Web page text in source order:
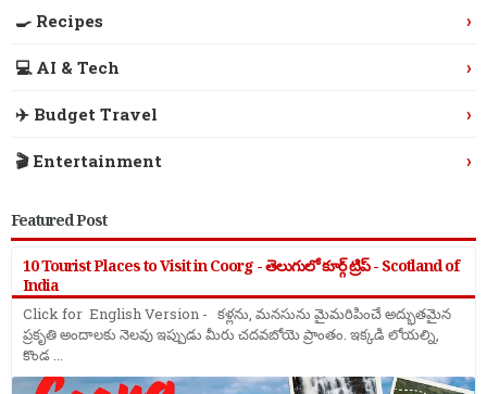
🍳 Recipes ›
💻 AI & Tech ›
✈️ Budget Travel ›
🎬 Entertainment ›
Featured Post
10 Tourist Places to Visit in Coorg - తెలుగులో కూర్గ్ ట్రిప్ - Scotland of
India
Click for English Version - కళ్లను, మనసును మైమరిపించే అద్భుతమైన
ప్రకృతి అందాలకు నెలవు ఇప్పుడు మీరు చదవబోయె ప్రాంతం. ఇక్కడి లోయల్ని,
కొండ ...